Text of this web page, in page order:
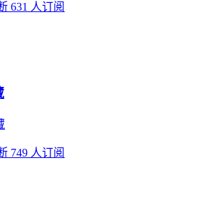
631 人订阅
749 人订阅